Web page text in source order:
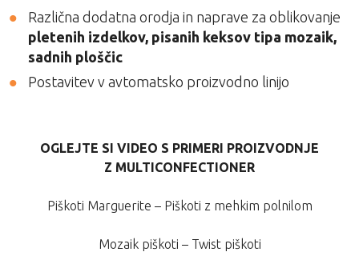
Različna dodatna orodja in naprave za oblikovanje
pletenih izdelkov, pisanih keksov tipa mozaik,
sadnih ploščic
Postavitev v avtomatsko proizvodno linijo
OGLEJTE SI VIDEO S PRIMERI PROIZVODNJE
Z MULTICONFECTIONER
Piškoti Marguerite – Piškoti z mehkim polnilom
Mozaik piškoti – Twist piškoti